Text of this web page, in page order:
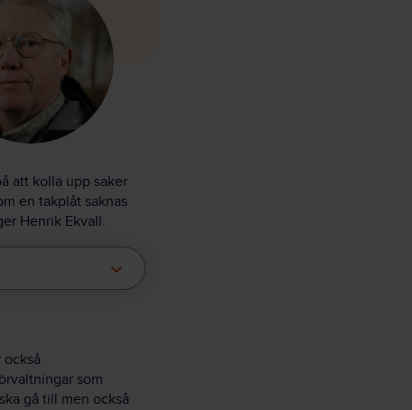
att kolla upp saker
en takplåt saknas
Henrik Ekvall.
som
gå till men också